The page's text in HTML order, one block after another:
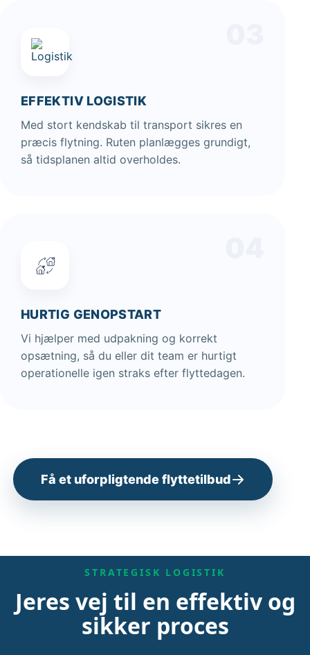
EFFEKTIV LOGISTIK
Med stort kendskab til transport sikres en
præcis flytning. Ruten planlægges grundigt,
så tidsplanen altid overholdes.
HURTIG GENOPSTART
Vi hjælper med udpakning og korrekt
opsætning, så du eller dit team er hurtigt
operationelle igen straks efter flyttedagen.
Få et uforpligtende flyttetilbud
STRATEGISK LOGISTIK
Jeres vej til en effektiv og
sikker proces